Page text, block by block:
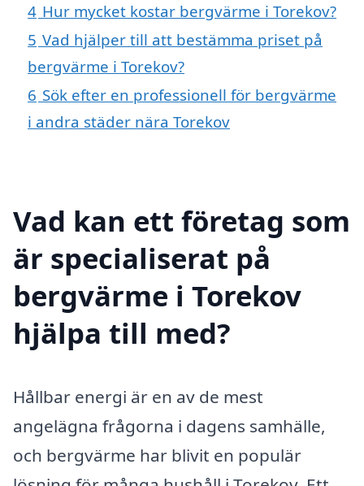
4 Hur mycket kostar bergvärme i Torekov?
5 Vad hjälper till att bestämma priset på
bergvärme i Torekov?
6 Sök efter en professionell för bergvärme
i andra städer nära Torekov
Vad kan ett företag som
är specialiserat på
bergvärme i Torekov
hjälpa till med?
Hållbar energi är en av de mest
angelägna frågorna i dagens samhälle,
och bergvärme har blivit en populär